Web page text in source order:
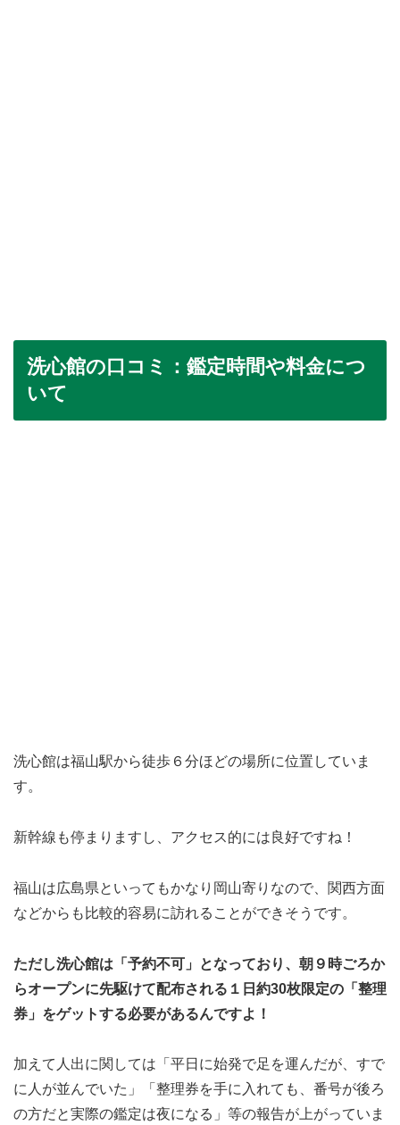
洗心館の口コミ：鑑定時間や料金につ
いて
洗心館は福山駅から徒歩６分ほどの場所に位置していま
す。
新幹線も停まりますし、アクセス的には良好ですね！
福山は広島県といってもかなり岡山寄りなので、関西方面
などからも比較的容易に訪れることができそうです。
ただし洗心館は「予約不可」となっており、朝９時ごろか
らオープンに先駆けて配布される１日約30枚限定の「整理
券」をゲットする必要があるんですよ！
加えて人出に関しては「平日に始発で足を運んだが、すで
に人が並んでいた」「整理券を手に入れても、番号が後ろ
の方だと実際の鑑定は夜になる」等の報告が上がっていま